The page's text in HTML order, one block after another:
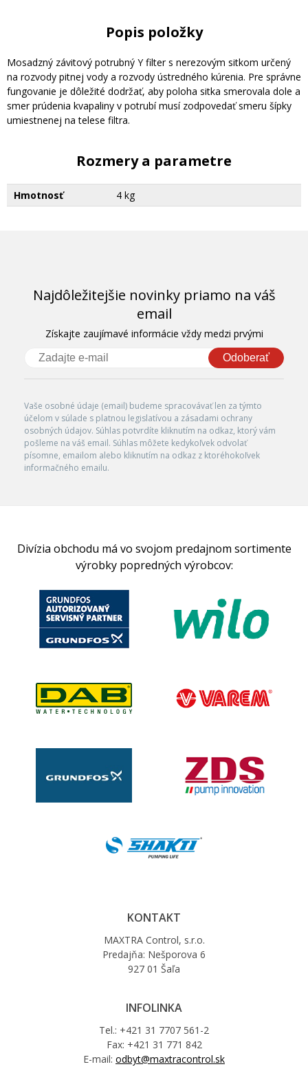
Popis položky
Mosadzný závitový potrubný Y filter s nerezovým sitkom určený
na rozvody pitnej vody a rozvody ústredného kúrenia. Pre správne
fungovanie je dôležité dodržať, aby poloha sitka smerovala dole a
smer prúdenia kvapaliny v potrubí musí zodpovedať smeru šípky
umiestnenej na telese filtra.
Rozmery a parametre
Hmotnosť 4 kg
Najdôležitejšie novinky priamo na váš
email
Získajte zaujímavé informácie vždy medzi prvými
Odoberať
Vaše osobné údaje (email) budeme spracovávať len za týmto
účelom v súlade s platnou legislatívou a zásadami ochrany
osobných údajov. Súhlas potvrdíte kliknutím na odkaz, ktorý vám
pošleme na váš email. Súhlas môžete kedykoľvek odvolať
písomne, emailom alebo kliknutím na odkaz z ktoréhokoľvek
informačného emailu.
Divízia obchodu má vo svojom predajnom sortimente
výrobky popredných výrobcov:
KONTAKT
MAXTRA Control, s.r.o.
Predajňa: Nešporova 6
927 01 Šaľa
INFOLINKA
Tel.: +421 31 7707 561-2
Fax: +421 31 771 842
E-mail: odbyt@maxtracontrol.sk